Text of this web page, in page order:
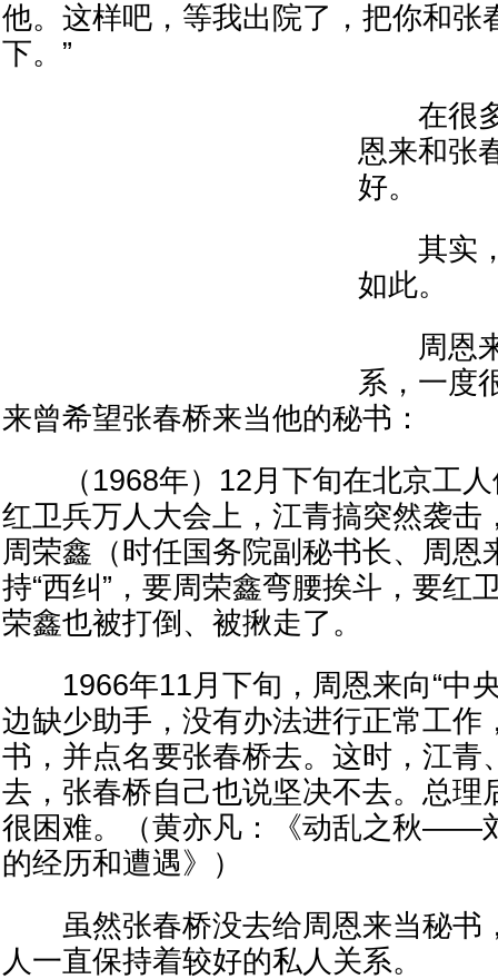
他。这样吧，等我出院了，把你和张
下。”
在很多
恩来和张
好。
其实，
如此。
周恩来
系，一度
来曾希望张春桥来当他的秘书：
（1968年）12月下旬在北京工人
红卫兵万人大会上，江青搞突然袭击
周荣鑫（时任国务院副秘书长、周恩
持“西纠”，要周荣鑫弯腰挨斗，要红
荣鑫也被打倒、被揪走了。
1966年11月下旬，周恩来向“中央
边缺少助手，没有办法进行正常工作
书，并点名要张春桥去。这时，江青
去，张春桥自己也说坚决不去。总理
很困难。（黄亦凡：《动乱之秋——
的经历和遭遇》）
虽然张春桥没去给周恩来当秘书
人一直保持着较好的私人关系。